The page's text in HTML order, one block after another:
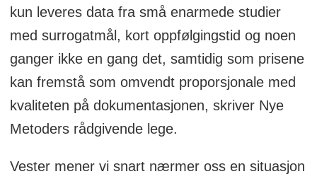
kun leveres data fra små enarmede studier
med surrogatmål, kort oppfølgingstid og noen
ganger ikke en gang det, samtidig som prisene
kan fremstå som omvendt proporsjonale med
kvaliteten på dokumentasjonen, skriver Nye
Metoders rådgivende lege.
Vester mener vi snart nærmer oss en situasjon